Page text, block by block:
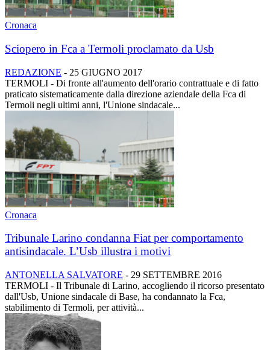
Cronaca
Sciopero in Fca a Termoli proclamato da Usb
REDAZIONE - 25 GIUGNO 2017
TERMOLI - Di fronte all'aumento dell'orario contrattuale e di fatto
praticato sistematicamente dalla direzione aziendale della Fca di
Termoli negli ultimi anni, l'Unione sindacale...
Cronaca
Tribunale Larino condanna Fiat per comportamento
antisindacale. L’Usb illustra i motivi
ANTONELLA SALVATORE - 29 SETTEMBRE 2016
TERMOLI - Il Tribunale di Larino, accogliendo il ricorso presentato
dall'Usb, Unione sindacale di Base, ha condannato la Fca,
stabilimento di Termoli, per attività...